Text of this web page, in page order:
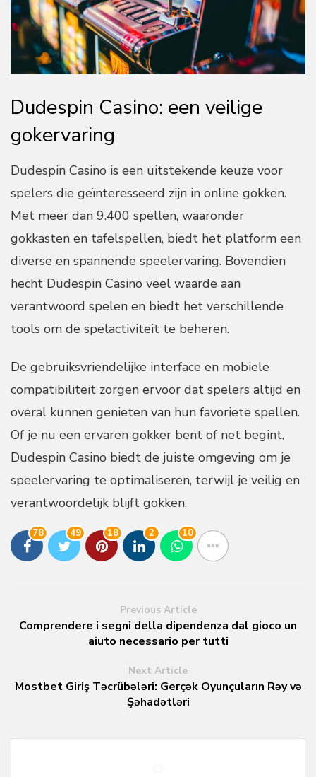
Dudespin Casino: een veilige
gokervaring
Dudespin Casino is een uitstekende keuze voor
spelers die geïnteresseerd zijn in online gokken.
Met meer dan 9.400 spellen, waaronder
gokkasten en tafelspellen, biedt het platform een
diverse en spannende speelervaring. Bovendien
hecht Dudespin Casino veel waarde aan
verantwoord spelen en biedt het verschillende
tools om de spelactiviteit te beheren.
De gebruiksvriendelijke interface en mobiele
compatibiliteit zorgen ervoor dat spelers altijd en
overal kunnen genieten van hun favoriete spellen.
Of je nu een ervaren gokker bent of net begint,
Dudespin Casino biedt de juiste omgeving om je
speelervaring te optimaliseren, terwijl je veilig en
verantwoordelijk blijft gokken.
78 49 18 2 10
Previous Article
Comprendere i segni della dipendenza dal gioco un
aiuto necessario per tutti
Next Article
Mostbet Giriş Təcrübələri: Gerçək Oyunçuların Rəy və
Şəhadətləri